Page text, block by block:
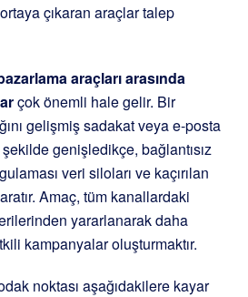
çıkaran araçlar talep
araçları arasında
çok önemli hale gelir. Bir
gelişmiş sadakat veya e-posta
genişledikçe, bağlantısız
veri siloları ve kaçırılan
Amaç, tüm kanallardaki
yararlanarak daha
kampanyalar oluşturmaktır.
noktası aşağıdakilere kayar